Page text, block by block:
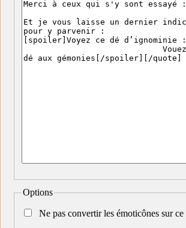
Options
Ne pas convertir les émoticônes sur ce